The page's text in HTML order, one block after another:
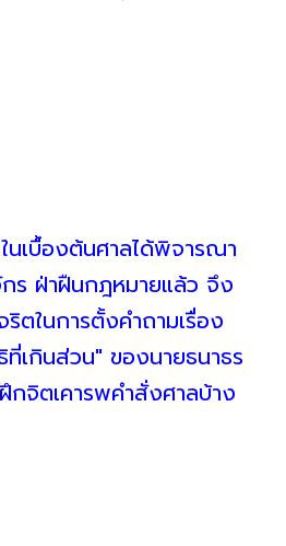
นเบื้องต้นศาลได้พิจารณา
กร ฝ่าฝืนกฎหมายแล้ว จึง
ตในการตั้งคำถามเรื่อง
ที่เกินส่วน" ของนายธนาธร
กจิตเคารพคำสั่งศาลบ้าง